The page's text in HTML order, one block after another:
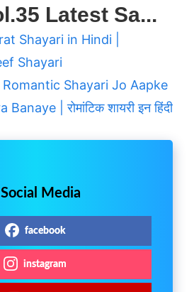
Latest Sa...
Shayari in Hindi |
Shayari
Romantic Shayari Jo Aapke
| रोमांटिक शायरी इन हिंदी
Media
facebook
instagram